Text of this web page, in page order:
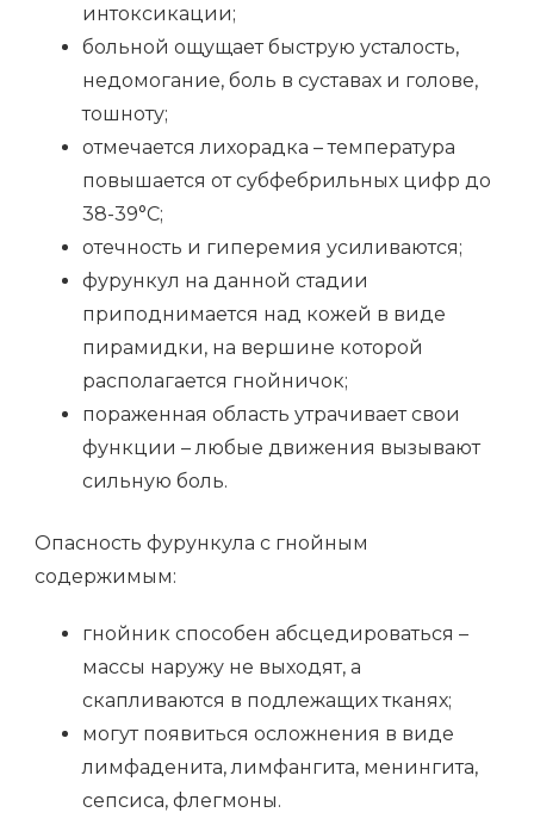
интоксикации;
больной ощущает быструю усталость,
недомогание, боль в суставах и голове,
тошноту;
отмечается лихорадка – температура
повышается от субфебрильных цифр до
38-39°С;
отечность и гиперемия усиливаются;
фурункул на данной стадии
приподнимается над кожей в виде
пирамидки, на вершине которой
располагается гнойничок;
пораженная область утрачивает свои
функции – любые движения вызывают
сильную боль.
Опасность фурункула с гнойным
содержимым:
гнойник способен абсцедироваться –
массы наружу не выходят, а
скапливаются в подлежащих тканях;
могут появиться осложнения в виде
лимфаденита, лимфангита, менингита,
сепсиса, флегмоны.